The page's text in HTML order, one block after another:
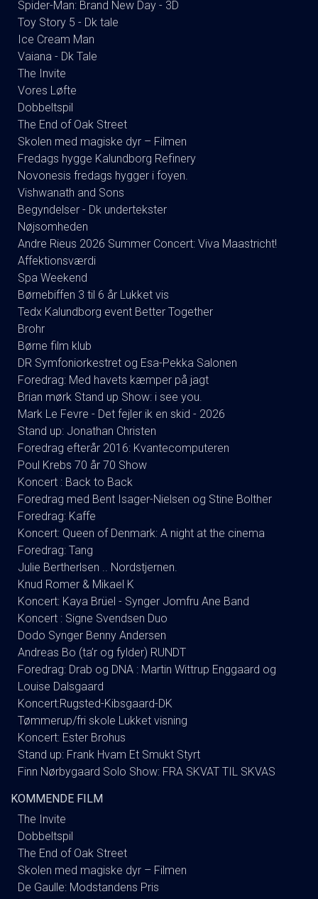
Spider-Man: Brand New Day - 3D
Toy Story 5 - Dk tale
Ice Cream Man
Vaiana - Dk Tale
The Invite
Vores Løfte
Dobbeltspil
The End of Oak Street
Skolen med magiske dyr – Filmen
Fredags hygge Kalundborg Refinery
Novonesis fredags hygger i foyen.
Vishwanath and Sons
Begyndelser - Dk undertekster
Nøjsomheden
Andre Rieus 2026 Summer Concert: Viva Maastricht!
Affektionsværdi
Spa Weekend
Børnebiffen 3 til 6 år Lukket vis
Tedx Kalundborg event Better Together
Brohr
Børne film klub
DR Symfoniorkestret og Esa-Pekka Salonen
Foredrag: Med havets kæmper på jagt
Brian mørk Stand up Show: i see you.
Mark Le Fevre - Det fejler ik en skid - 2026
Stand up: Jonathan Christen
Foredrag efterår 2016: Kvantecomputeren
Poul Krebs 70 år 70 Show
Koncert : Back to Back
Foredrag med Bent Isager-Nielsen og Stine Bolther
Foredrag: Kaffe
Koncert: Queen of Denmark: A night at the cinema
Foredrag: Tang
Julie Bertherlsen .. Nordstjernen.
Knud Romer & Mikael K
Koncert: Kaya Brüel - Synger Jomfru Ane Band
Koncert : Signe Svendsen Duo
Dodo Synger Benny Andersen
Andreas Bo (ta’r og fylder) RUNDT
Foredrag: Drab og DNA : Martin Wittrup Enggaard og
Louise Dalsgaard
Koncert:Rugsted-Kibsgaard-DK
Tømmerup/fri skole Lukket visning
Koncert: Ester Brohus
Stand up: Frank Hvam Et Smukt Styrt
Finn Nørbygaard Solo Show: FRA SKVAT TIL SKVAS
KOMMENDE FILM
The Invite
Dobbeltspil
The End of Oak Street
Skolen med magiske dyr – Filmen
De Gaulle: Modstandens Pris